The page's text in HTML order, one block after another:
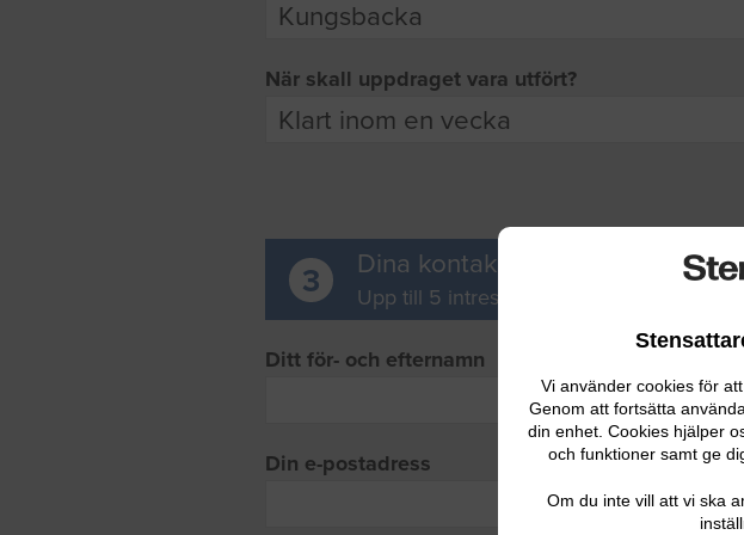
Vi använder cookies för
Genom att fortsätta
din enhet. Cookies hjälper
och funktioner samt ge
Om du inte vill att vi ska
När skall uppdraget vara utfört?
3 Dina kontaktuppgifter
Upp till 5 intresserade leverantörer får
Ditt för- och efternamn
Din e-postadress